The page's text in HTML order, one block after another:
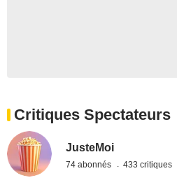
Critiques Spectateurs
JusteMoi
74 abonnés 433 critiques